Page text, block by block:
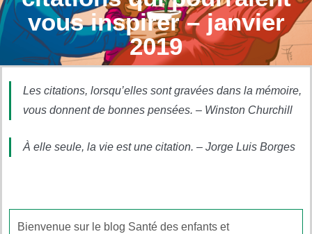
vous inspirer – janvier
2019
Les citations, lorsqu’elles sont gravées dans la mémoire,
vous donnent de bonnes pensées. – Winston Churchill
À elle seule, la vie est une citation. – Jorge Luis Borges
Bienvenue sur le blog Santé des enfants et